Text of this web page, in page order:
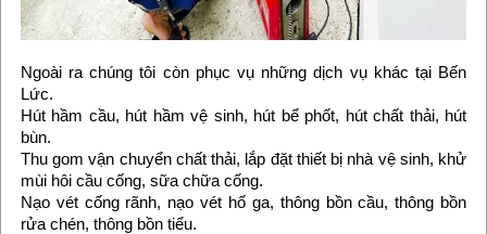
Ngoài ra chúng tôi còn phục vụ những dịch vụ khác tại Bến
Lức.
Hút hầm cầu, hút hầm vệ sinh, hút bể phốt, hút chất thải, hút
bùn.
Thu gom vận chuyển chất thải, lắp đặt thiết bị nhà vệ sinh, khử
mùi hôi cầu cống, sữa chữa cống.
Nạo vét cống rãnh, nạo vét hố ga, thông bồn cầu, thông bồn
rửa chén, thông bồn tiểu.